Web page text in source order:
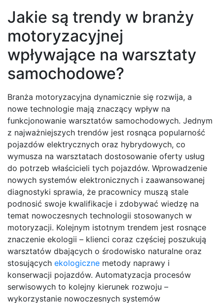
Jakie są trendy w branży
motoryzacyjnej
wpływające na warsztaty
samochodowe?
Branża motoryzacyjna dynamicznie się rozwija, a
nowe technologie mają znaczący wpływ na
funkcjonowanie warsztatów samochodowych. Jednym
z najważniejszych trendów jest rosnąca popularność
pojazdów elektrycznych oraz hybrydowych, co
wymusza na warsztatach dostosowanie oferty usług
do potrzeb właścicieli tych pojazdów. Wprowadzenie
nowych systemów elektronicznych i zaawansowanej
diagnostyki sprawia, że pracownicy muszą stale
podnosić swoje kwalifikacje i zdobywać wiedzę na
temat nowoczesnych technologii stosowanych w
motoryzacji. Kolejnym istotnym trendem jest rosnące
znaczenie ekologii – klienci coraz częściej poszukują
warsztatów dbających o środowisko naturalne oraz
stosujących ekologiczne metody naprawy i
konserwacji pojazdów. Automatyzacja procesów
serwisowych to kolejny kierunek rozwoju –
wykorzystanie nowoczesnych systemów